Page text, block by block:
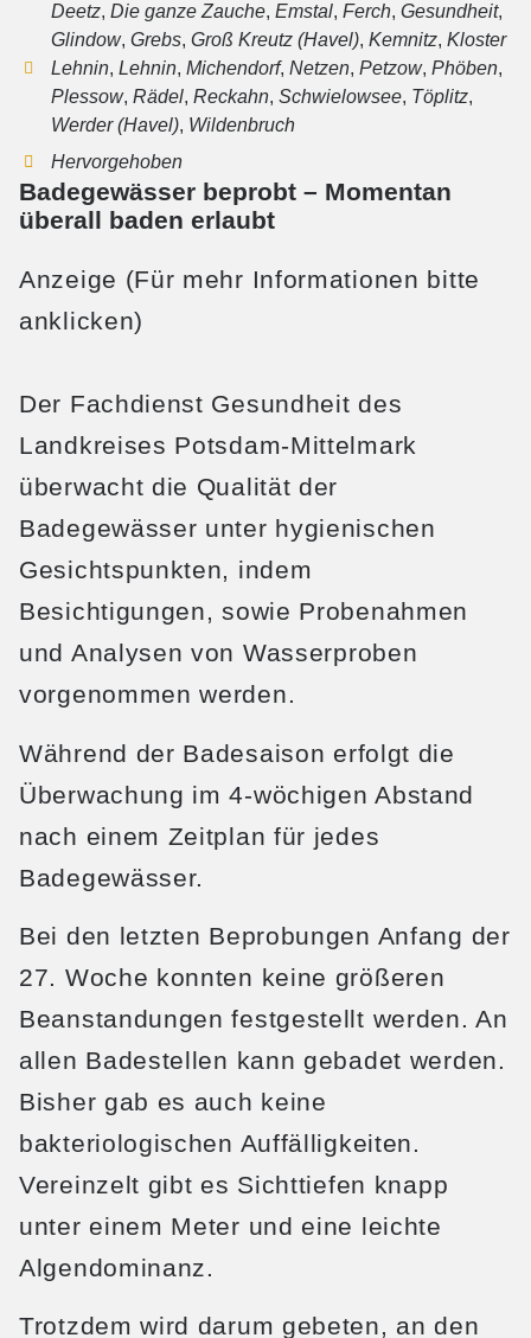
Deetz, Die ganze Zauche, Emstal, Ferch, Gesundheit,
Glindow, Grebs, Groß Kreutz (Havel), Kemnitz, Kloster
Lehnin, Lehnin, Michendorf, Netzen, Petzow, Phöben,
Plessow, Rädel, Reckahn, Schwielowsee, Töplitz,
Werder (Havel), Wildenbruch
Hervorgehoben
Badegewässer beprobt – Momentan
überall baden erlaubt
Anzeige (Für mehr Informationen bitte
anklicken)
Der Fachdienst Gesundheit des
Landkreises Potsdam-Mittelmark
überwacht die Qualität der
Badegewässer unter hygienischen
Gesichtspunkten, indem
Besichtigungen, sowie Probenahmen
und Analysen von Wasserproben
vorgenommen werden.
Während der Badesaison erfolgt die
Überwachung im 4-wöchigen Abstand
nach einem Zeitplan für jedes
Badegewässer.
Bei den letzten Beprobungen Anfang der
27. Woche konnten keine größeren
Beanstandungen festgestellt werden. An
allen Badestellen kann gebadet werden.
Bisher gab es auch keine
bakteriologischen Auffälligkeiten.
Vereinzelt gibt es Sichttiefen knapp
unter einem Meter und eine leichte
Algendominanz.
Trotzdem wird darum gebeten, an den